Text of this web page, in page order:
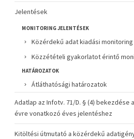
Jelentések
MONITORING JELENTÉSEK
Közérdekű adat kiadási monitoring
Közzétételi gyakorlatot érintő
HATÁROZATOK
Átláthatósági határozatok
Adatlap az Infotv. 71/D. § (4) bekezdése
évre vonatkozó éves jelentéshez
Kitöltési útmutató a közérdekű